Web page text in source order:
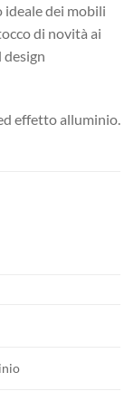
ideale dei mobili
di novità ai
design
effetto alluminio.